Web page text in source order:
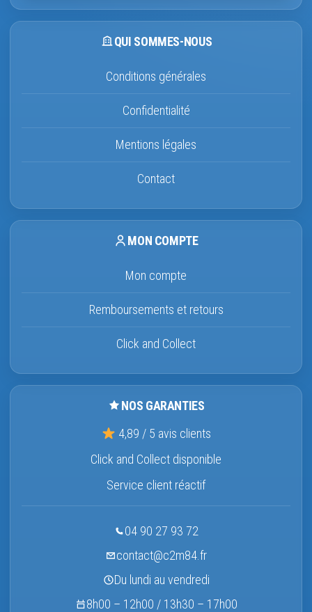
QUI SOMMES-NOUS
Conditions générales
Confidentialité
Mentions légales
Contact
MON COMPTE
Mon compte
Remboursements et retours
Click and Collect
NOS GARANTIES
4,89 / 5 avis clients
Click and Collect disponible
Service client réactif
04 90 27 93 72
contact@c2m84.fr
Du lundi au vendredi
8h00 – 12h00 / 13h30 – 17h00